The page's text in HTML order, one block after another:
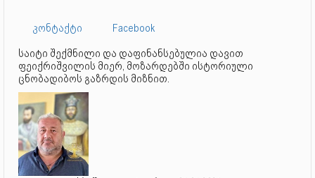
კონტაქტი
Facebook
საიტი შექმნილი და დაფინანსებულია დავით
ფეიქრიშვილის მიერ, მოზარდებში ისტორიული
ცნობადიბოს გაზრდის მიზნით.